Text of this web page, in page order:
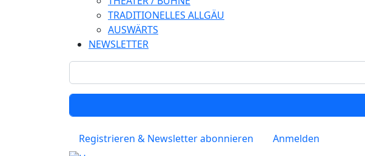
TRADITIONELLES ALLGÄU
AUSWÄRTS
NEWSLETTER
Registrieren & Newsletter abonnieren Anmelden